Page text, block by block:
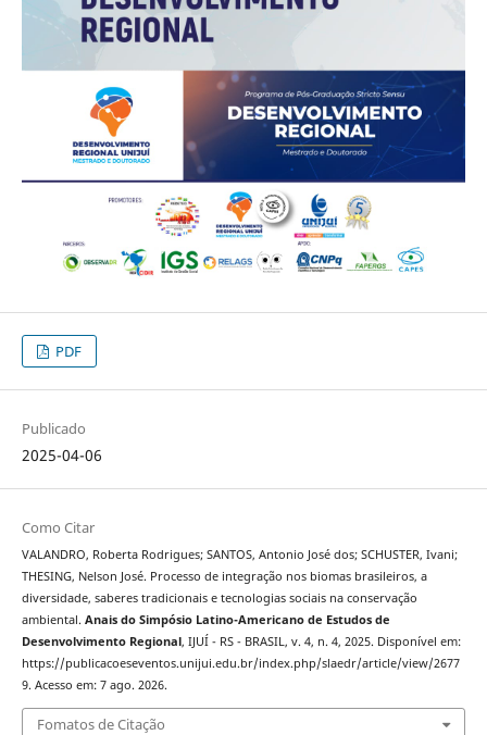
PDF
Publicado
2025-04-06
Como Citar
VALANDRO, Roberta Rodrigues; SANTOS, Antonio José dos; SCHUSTER, Ivani;
THESING, Nelson José. Processo de integração nos biomas brasileiros, a
diversidade, saberes tradicionais e tecnologias sociais na conservação
ambiental. Anais do Simpósio Latino-Americano de Estudos de
Desenvolvimento Regional, IJUÍ - RS - BRASIL, v. 4, n. 4, 2025. Disponível em:
https://publicacoeseventos.unijui.edu.br/index.php/slaedr/article/view/2677
9. Acesso em: 7 ago. 2026.
Fomatos de Citação